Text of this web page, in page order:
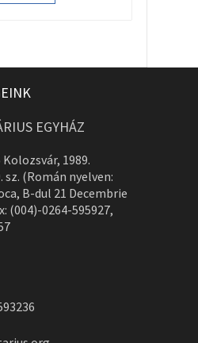
EGYHÁZ
Kolozsvár, 1989.
sz. (Román nyelven:
B-dul 21 Decembrie
(004)-0264-595927,